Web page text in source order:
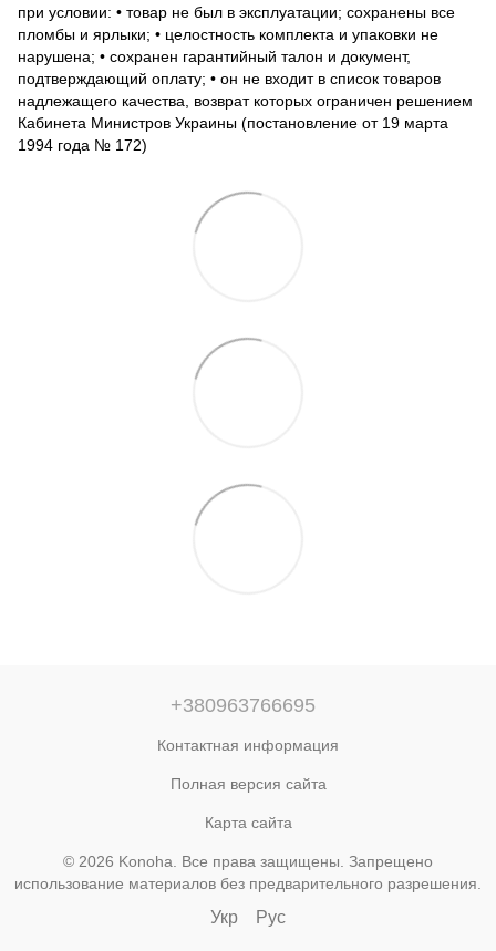
при условии: • товар не был в эксплуатации; сохранены все
пломбы и ярлыки; • целостность комплекта и упаковки не
нарушена; • сохранен гарантийный талон и документ,
подтверждающий оплату; • он не входит в список товаров
надлежащего качества, возврат которых ограничен решением
Кабинета Министров Украины (постановление от 19 марта
1994 года № 172)
+380963766695
Контактная информация
Полная версия сайта
Карта сайта
© 2026 Konoha. Все права защищены. Запрещено
использование материалов без предварительного разрешения.
Укр Рус